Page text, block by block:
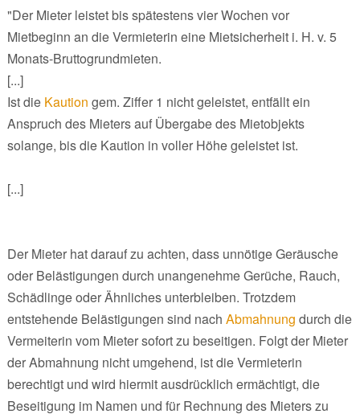
"Der Mieter leistet bis spätestens vier Wochen vor
Mietbeginn an die Vermieterin eine Mietsicherheit i. H. v. 5
Monats-Bruttogrundmieten.
[...]
Ist die Kaution gem. Ziffer 1 nicht geleistet, entfällt ein
Anspruch des Mieters auf Übergabe des Mietobjekts
solange, bis die Kaution in voller Höhe geleistet ist.
[...]
Der Mieter hat darauf zu achten, dass unnötige Geräusche
oder Belästigungen durch unangenehme Gerüche, Rauch,
Schädlinge oder Ähnliches unterbleiben. Trotzdem
entstehende Belästigungen sind nach Abmahnung durch die
Vermeiterin vom Mieter sofort zu beseitigen. Folgt der Mieter
der Abmahnung nicht umgehend, ist die Vermieterin
berechtigt und wird hiermit ausdrücklich ermächtigt, die
Beseitigung im Namen und für Rechnung des Mieters zu